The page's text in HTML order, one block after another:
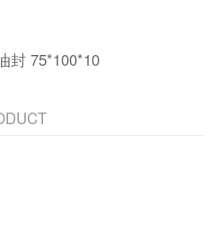
封 75*100*10